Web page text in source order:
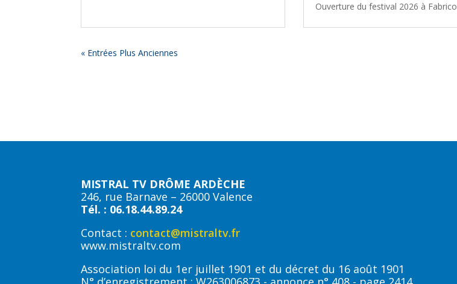
Ouverture du festival 2026 à Fabrico
« Entrées Plus Anciennes
MISTRAL TV DRÔME ARDÈCHE
246, rue Barnave – 26000 Valence
Tél. : 06.18.44.89.24
Contact : contact@mistraltv.fr
www.mistraltv.com
Association loi du 1er juillet 1901 et du décret du 16 août 1901